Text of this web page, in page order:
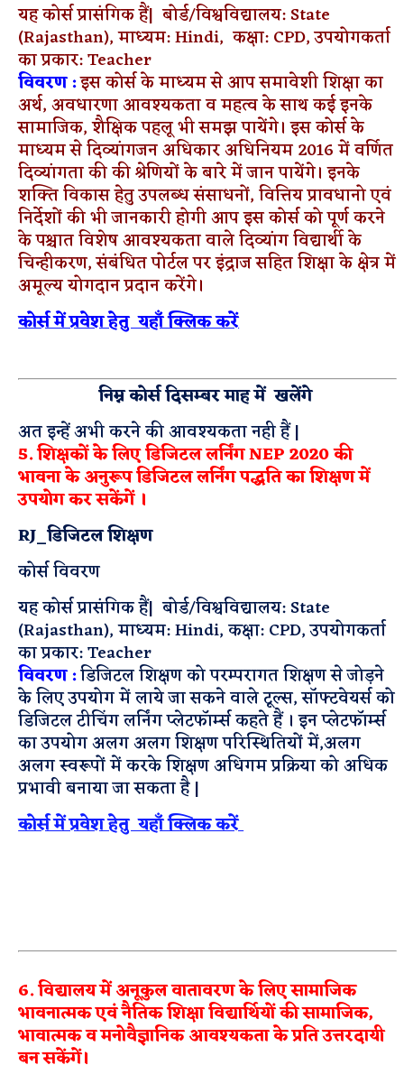
यह कोर्स प्रासंगिक हैं|बोर्ड/विश्वविद्यालय: State
(Rajasthan),माध्यम: Hindi,कक्षा: CPD,उपयोगकर्ता
का प्रकार: Teacher
विवरण :इस कोर्स के माध्यम से आप समावेशी शिक्षा का
अर्थ, अवधारणा आवश्यकता व महत्व के साथ कई इनके
सामाजिक, शैक्षिक पहलू भी समझ पायेंगे। इस कोर्स के
माध्यम से दिव्यांगजन अधिकार अधिनियम 2016 में वर्णित
दिव्यांगता की की श्रेणियों के बारे में जान पायेंगे। इनके
शक्ति विकास हेतु उपलब्ध संसाधनों, वित्तिय प्रावधानो एवं
निर्देशों की भी जानकारी होगी आप‌ इस कोर्स को पूर्ण करने
के पश्चात विशेष आवश्यकता वाले दिव्यांग विद्यार्थी के
चिन्हीकरण, संबंधित पोर्टल पर इंद्राज सहित शिक्षा के क्षेत्र में
अमूल्य योगदान प्रदान करेंगे।
कोर्स में प्रवेश हेतु यहाँ क्लिक करें
निम्न कोर्स दिसम्बर माह में खलेंगे
अत इन्हें अभी करने की आवश्यकता नही हैं |
5. शिक्षकों के लिए डिजिटल लर्निंग NEP 2020 की
भावना के अनुरूप डिजिटल लर्निंग पद्धति का शिक्षण में
उपयोग कर सकेंगें ।
RJ_डिजिटल शिक्षण
कोर्स विवरण
यह कोर्स प्रासंगिक हैं|बोर्ड/विश्वविद्यालय: State
(Rajasthan),माध्यम: Hindi,कक्षा: CPD,उपयोगकर्ता
का प्रकार: Teacher
विवरण :डिजिटल शिक्षण को परम्परागत शिक्षण से जोड़ने
के लिए उपयोग में लाये जा सकने वाले टूल्स, सॉफ्टवेयर्स को
डिजिटल टीचिंग लर्निंग प्लेटफॉर्म्स कहते हैं । इन प्लेटफॉर्म्स
का उपयोग अलग अलग शिक्षण परिस्थितियों में,अलग
अलग स्वरूपों में करके शिक्षण अधिगम प्रक्रिया को अधिक
प्रभावी बनाया जा सकता है |
कोर्स में प्रवेश हेतु यहाँ क्लिक करें
6. विद्यालय में अनूकुल वातावरण के लिए सामाजिक
भावनात्मक एवं नैतिक शिक्षा विद्यार्थियों की सामाजिक,
भावात्मक व मनोवैज्ञानिक आवश्यकता के प्रति उत्तरदायी